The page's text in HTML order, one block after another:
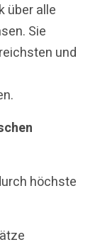
über alle
Sie
und
höchste